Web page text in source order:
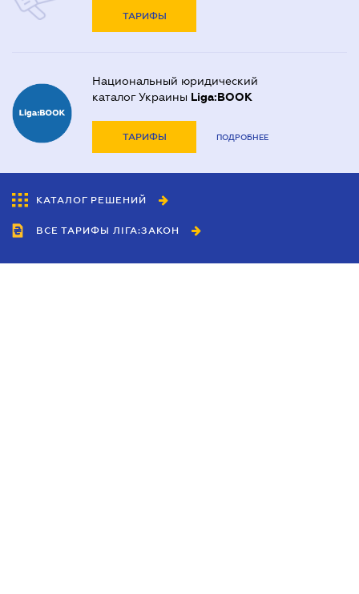
ТАРИФЫ
Национальный юридический
каталог Украины Liga:BOOK
ТАРИФЫ ПОДРОБНЕЕ
КАТАЛОГ РЕШЕНИЙ
ВСЕ ТАРИФЫ ЛІГА:ЗАКОН